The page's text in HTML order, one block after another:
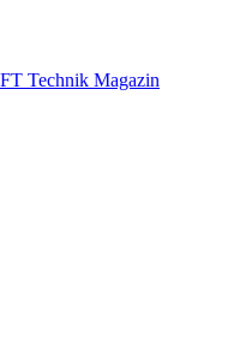
Technik Magazin